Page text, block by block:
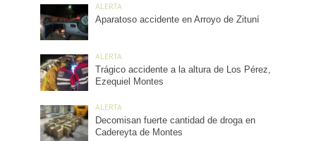
ALERTA
Aparatoso accidente en Arroyo de Zituní
ALERTA
Trágico accidente a la altura de Los Pérez,
Ezequiel Montes
ALERTA
Decomisan fuerte cantidad de droga en
Cadereyta de Montes